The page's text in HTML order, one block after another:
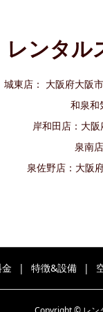
レンタル
城東店： 大阪府大阪
和泉和
岸和田店：大
泉南
泉佐野店：大阪
特徴&設備